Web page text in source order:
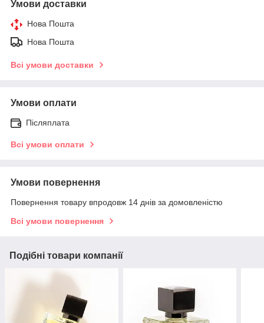
Умови доставки
Нова Пошта
Нова Пошта
Всі умови доставки
Умови оплати
Післяплата
Всі умови оплати
Умови повернення
Повернення товару впродовж 14 днів за домовленістю
Всі умови повернення
Подібні товари компанії